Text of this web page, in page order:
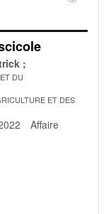
DU
ET DES
Affaire